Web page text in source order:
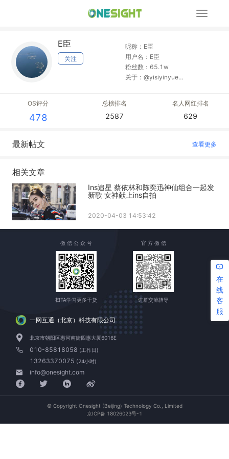
展
E臣
关注
昵称：E臣
用户名：E臣
粉丝数：65.1w
关于：@yisiyinyue
OS评分
478
总榜排名
2587
名人网红排名
629
最新帖文 查看更多
相关文章
Ins追星 蔡依林和陈奕迅神仙组合一起发
新歌 女神献上ins自拍
2020-04-03 14:53:42
在
线
客
服
一网互通（北京）科技有限公司
北京市朝阳区惠河南街四惠大厦6016E
010-85818058 (工作日)
13263370075 (24小时)
info@onesight.com
微 信 公 众 号
扫TA学习更多干货
官 方 微 信
进群交流指导
© Copyright Onesight (Beijing) Technology Co., Limited
京ICP备 18026023号-1